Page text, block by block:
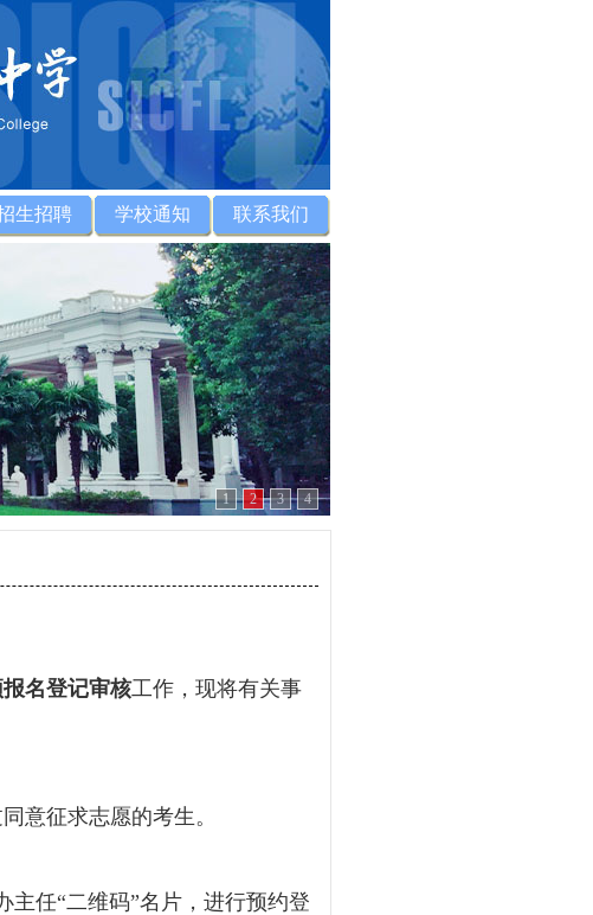
生招聘 学校通知 联系我们
1 2 3 4
名登记审核工作，现将有关事
意征求志愿的考生。
任“二维码”名片，进行预约登